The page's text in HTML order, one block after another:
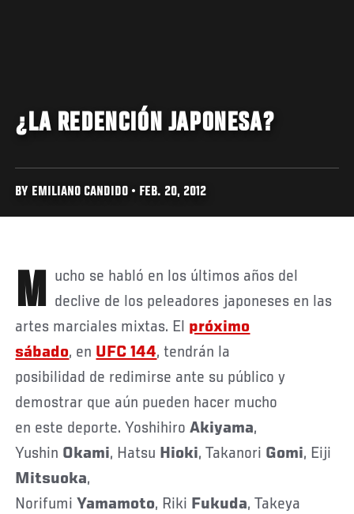
¿LA REDENCIÓN JAPONESA?
BY EMILIANO CANDIDO • FEB. 20, 2012
Mucho se habló en los últimos años del
declive de los peleadores japoneses en las
artes marciales mixtas. El próximo
sábado, en UFC 144, tendrán la
posibilidad de redimirse ante su público y
demostrar que aún pueden hacer mucho
en este deporte. YoshihiroAkiyama,
Yushin Okami, Hatsu Hioki, Takanori Gomi, Eiji
Mitsuoka,
Norifumi Yamamoto, Riki Fukuda, Takeya